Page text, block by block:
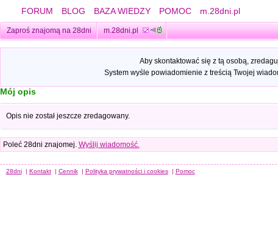
FORUM BLOG BAZA WIEDZY POMOC m.28dni.pl
Zaproś znajomą na 28dni m.28dni.pl
Aby skontaktować się z tą osobą,
System wyśle powiadomienie z treścią Twojej
Mój opis
Opis nie został jeszcze zredagowany.
Poleć 28dni znajomej. Wyślij wiadomość.
28dni | Kontakt | Cennik | Polityka prywatności i cookies | Pomoc